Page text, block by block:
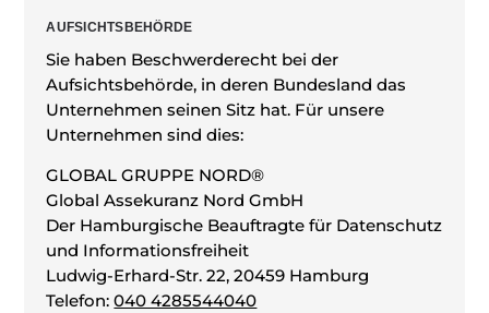
AUFSICHTSBEHÖRDE
Sie haben Beschwerderecht bei der
Aufsichtsbehörde, in deren Bundesland das
Unternehmen seinen Sitz hat. Für unsere
Unternehmen sind dies:
GLOBAL GRUPPE NORD®
Global Assekuranz Nord GmbH
Der Hamburgische Beauftragte für Datenschutz
und Informationsfreiheit
Ludwig-Erhard-Str. 22, 20459 Hamburg
Telefon:040 4285544040